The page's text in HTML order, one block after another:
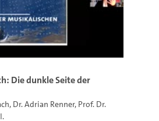
Die dunkle Seite der
, Dr. Adrian Renner, Prof. Dr.